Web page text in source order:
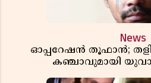
News
ഓപ്പറേഷൻ തൂഫാൻ;
കഞ്ചാവുമായി യുവാ